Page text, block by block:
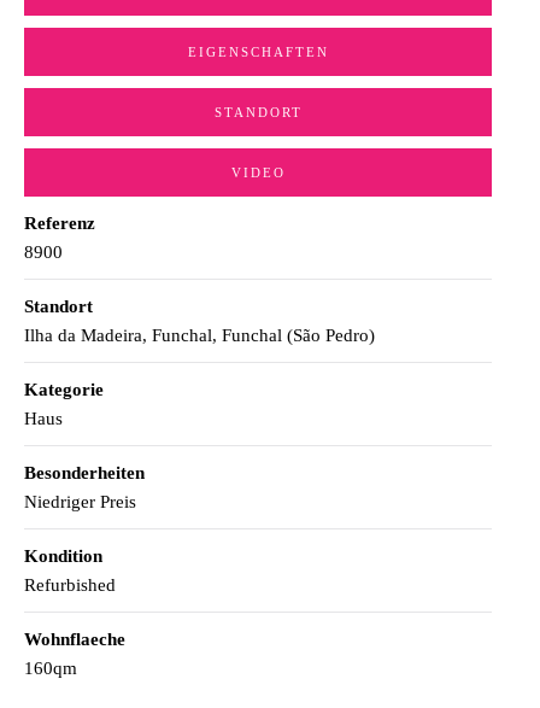
EIGENSCHAFTEN
STANDORT
VIDEO
Referenz
8900
Standort
Ilha da Madeira, Funchal, Funchal (São Pedro)
Kategorie
Haus
Besonderheiten
Niedriger Preis
Kondition
Refurbished
Wohnflaeche
160qm